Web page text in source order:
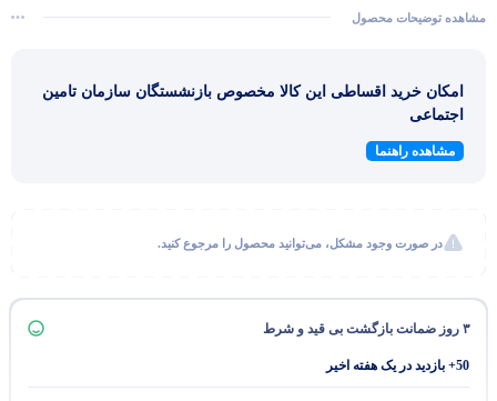
مشاهده توضیحات محصول
امکان خرید اقساطی این کالا مخصوص بازنشستگان سازمان تامین
اجتماعی
مشاهده راهنما
در صورت وجود مشکل، می‌توانید محصول را مرجوع کنید.
۳ روز ضمانت بازگشت بی قید و شرط
50+ بازدید در یک هفته اخیر